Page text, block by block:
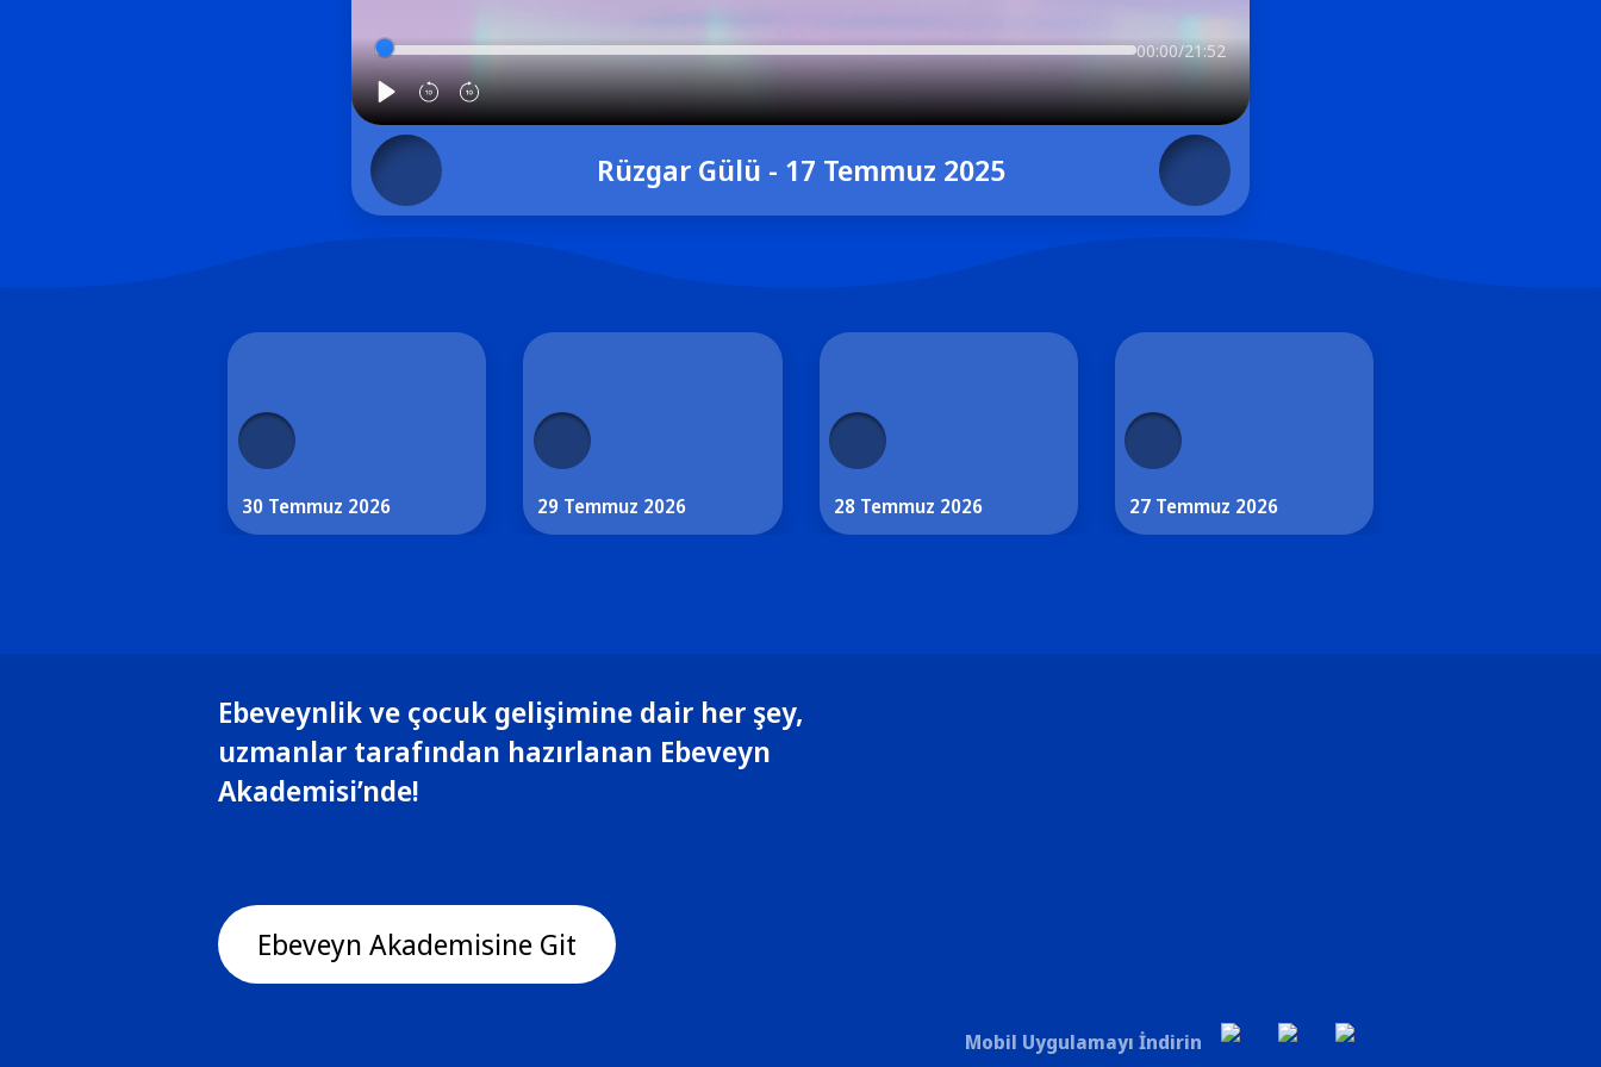
00:00/21:52
Rüzgar Gülü - 17 Temmuz 2025
30 Temmuz 2026 29 Temmuz 2026 28 Temmuz 2026 27 Temmuz 2026
Ebeveynlik ve çocuk gelişimine dair her şey,
uzmanlar tarafından hazırlanan Ebeveyn
Akademisi’nde!
Ebeveyn Akademisine Git
Mobil Uygulamayı İndirin